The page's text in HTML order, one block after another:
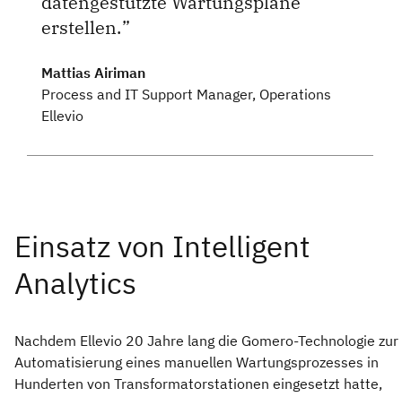
erstellen.
Mattias Airiman
Process and IT Support Manager, Operations
Ellevio
Nachdem Ellevio 20 Jahre lang die Gomero-Technologie zur
Automatisierung eines manuellen Wartungsprozesses in
Hunderten von Transformatorstationen eingesetzt hatte,